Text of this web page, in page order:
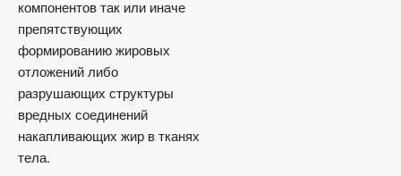
компонентов так или иначе
препятствующих
формированию жировых
отложений либо
разрушающих структуры
вредных соединений
накапливающих жир в тканях
тела.